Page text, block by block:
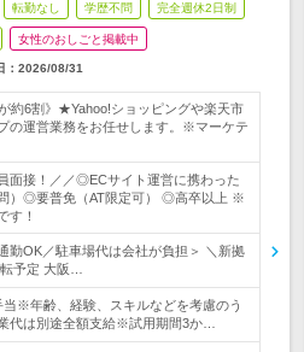
転勤なし 学歴不問 完全週休2日制
女性のおしごと掲載中
： 2026/08/31
約6割》★Yahoo!ショッピングや楽天市
の運営業務をお任せします。※マーケテ
面接！／／◎ECサイト運営に携わった
）◎要普免（AT限定可） ◎高卒以上 ※
す！
勤OK／駐車場代は会社が負担＞ ＼新拠
予定 大阪…
当※年齢、経験、スキルなどを考慮のう
代は別途全額支給※試用期間3か…